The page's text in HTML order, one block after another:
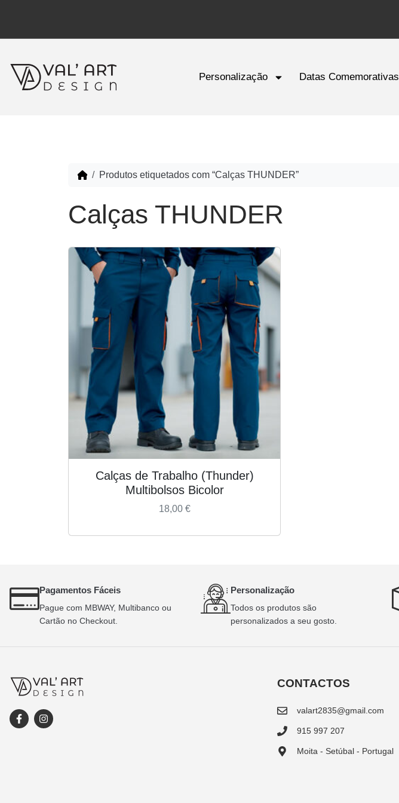
Personalização Datas Comemorativas
Produtos etiquetados com “Calças THUNDER”
Calças THUNDER
Calças de Trabalho (Thunder)
Multibolsos Bicolor
18,00 €
Pagamentos Fáceis
Pague com MBWAY, Multibanco ou
Cartão no Checkout.
Personalização
Todos os produtos são
personalizados a seu gosto.
CONTACTOS
valart2835@gmail.com
915 997 207
Moita - Setúbal - Portugal